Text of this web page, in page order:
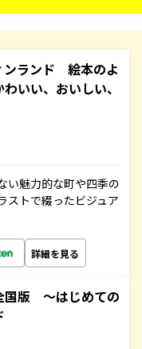
ンランド 絵本のよ
いい、おいしい、
い魅力的な町や四季の
ストで綴ったビジュア
詳細を見る
版 ～はじめての